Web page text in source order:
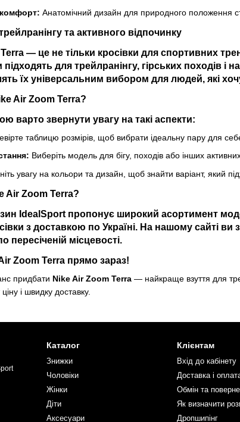
комфорт: Анатомічний дизайн для природного положення
та активного відпочинку
— це не тільки кросівки для спортивних
для трейлранінгу, гірських походів і
їх універсальним вибором для людей, які
Air Zoom Terra?
варто звернути увагу на такі аспекти:
таблицю розмірів, щоб вибрати ідеальну пару для
Виберіть модель для бігу, походів або інших
увагу на кольори та дизайн, щоб знайти варіант, який
Air Zoom Terra?
IdealSport пропонує широкий асортимент
з доставкою по Україні. На нашому сайті
пересіченій місцевості.
Zoom Terra прямо зараз!
придбати Nike Air Zoom Terra — найкраще взуття для
і швидку доставку.
Каталог
Знижки
Чоловіки
Жінки
Діти
Аксесуари
Клієнтам
Вхід до кабінету
Доставка і
Обмін та
Як визначити
Дропшипінг